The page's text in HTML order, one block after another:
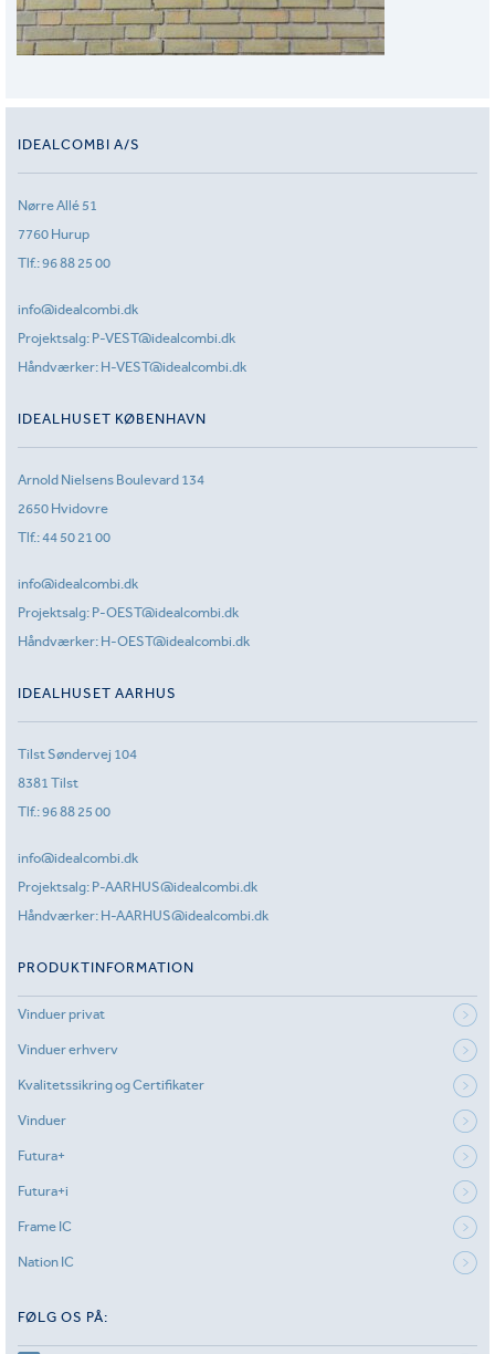
IDEALCOMBI A/S
Nørre Allé 51
7760 Hurup
Tlf.:96 88 25 00
info@idealcombi.dk
Projektsalg: P-VEST@idealcombi.dk
Håndværker: H-VEST@idealcombi.dk
IDEALHUSET KØBENHAVN
Arnold Nielsens Boulevard 134
2650 Hvidovre
Tlf.:44 50 21 00
info@idealcombi.dk
Projektsalg: P-OEST@idealcombi.dk
Håndværker: H-OEST@idealcombi.dk
IDEALHUSET AARHUS
Tilst Søndervej 104
8381 Tilst
Tlf.:96 88 25 00
info@idealcombi.dk
Projektsalg: P-AARHUS@idealcombi.dk
Håndværker: H-AARHUS@idealcombi.dk
PRODUKTINFORMATION
Vinduer privat
Vinduer erhverv
Kvalitetssikring og Certifikater
Vinduer
Futura+
Futura+i
Frame IC
Nation IC
FØLG OS PÅ: